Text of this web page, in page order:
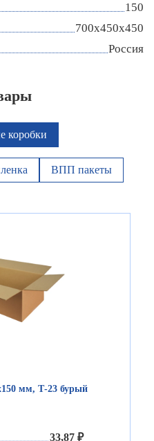
150
700х450х450
Россия
коробки
ВПП пакеты
мм, Т-23 бурый
33,87 ₽